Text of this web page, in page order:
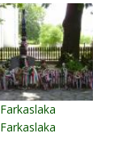
Farkaslaka
Farkaslaka